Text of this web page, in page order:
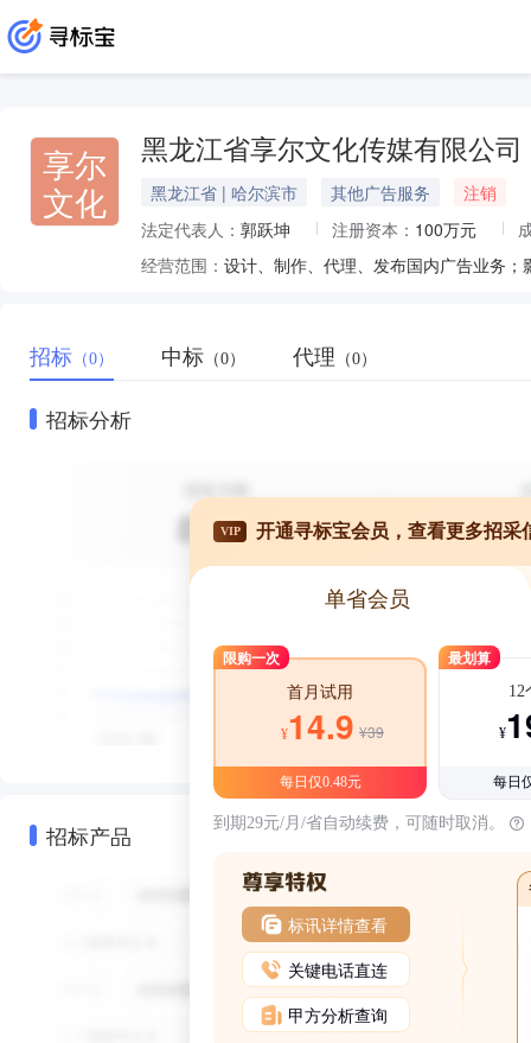
享尔
文化
黑龙江省享尔文化传媒有限公司
黑龙江省 | 哈尔滨市 其他广告服务
注销
法定代表人： 郭跃坤 注册资本： 100万元
经营范围：
招标 （0） 中标 （0） 代理 （0）
招标分析
招标产品
VIP 开通寻标宝会员，查看更多招采
单省会员
限购一次
首月试用
¥14.9 ¥39
每日仅0.48元
最划算
12
¥
每日
到期29元/月/省自动续费，可随时取消。
标讯详情查看
关键电话直连
甲方分析查询